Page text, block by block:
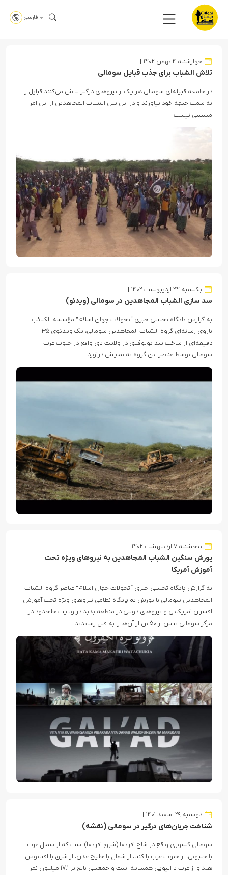
فارسی
چهارشنبه ۴ بهمن ۱۴۰۲
تلاش الشباب برای جذب قبایل سومالی
در جامعه قبیله‌ای سومالی هر یک از نیروهای درگیر تلاش می‌کنند قبایل را
به سمت جبهه خود بیاورند و در این بین الشباب المجاهدین از این امر
مستثنی نیست.
یکشنبه ۲۴ اردیبهشت ۱۴۰۲
سد سازی الشباب المجاهدین در سومالی (ویدئو)
به گزارش پایگاه تحلیلی خبری “تحولات جهان اسلام” مؤسسه الکتائب
بازوی رسانه‌ای گروه الشباب المجاهدین سومالی، یک ویدئوی ۳۵
دقیقه‌ای از ساخت سد بولوفلای در ولایت بای واقع در جنوب غرب
سومالی توسط عناصر این گروه به نمایش درآورد.
پنجشنبه ۷ اردیبهشت ۱۴۰۲
یورش سنگین الشباب المجاهدین به نیروهای ویژه تحت
آموزش آمریکا
به گزارش پایگاه تحلیلی خبری “تحولات جهان اسلام” عناصر گروه الشباب
المجاهدین سومالی با یورش به پایگاه نظامی نیروهای ویژه تحت آموزش
افسران آمریکایی و نیروهای دولتی در منطقه بدبد در ولایت جلجدود در
مرکز سومالی بیش از ۵۰ تن از آن‌ها را به قتل رساندند.
دوشنبه ۲۹ اسفند ۱۴۰۱
شناخت جریان‌های درگیر در سومالی (نقشه)
سومالی کشوری واقع در شاخ آفریقا (شرق آفریقا) است که از شمال غرب
با جیبوتی، از جنوب غرب با کنیا، از شمال با خلیج عدن، از شرق با اقیانوس
هند و از غرب با اتیوپی همسایه است و جمعیتی بالغ بر ۱۷.۱ میلیون نفر